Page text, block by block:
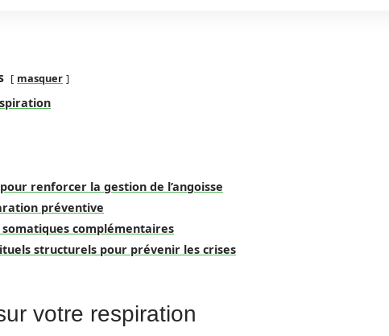
masquer
renforcer la gestion de l’angoisse
préventive
complémentaires
structurels pour prévenir les crises
votre respiration